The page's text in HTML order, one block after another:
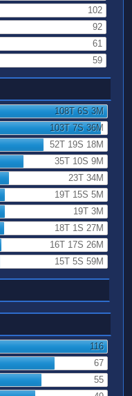
102
92
61
59
108T 6S 3M
103T 7S 36M
52T 19S 18M
35T 10S 9M
23T 34M
19T 15S 5M
19T 3M
18T 1S 27M
16T 17S 26M
15T 5S 59M
116
67
55